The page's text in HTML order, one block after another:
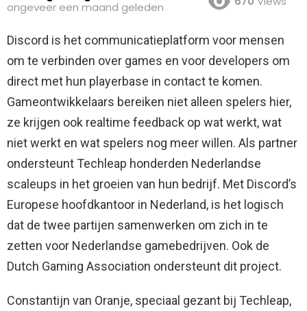
ongeveer een maand geleden
Discord is het communicatieplatform voor mensen
om te verbinden over games en voor developers om
direct met hun playerbase in contact te komen.
Gameontwikkelaars bereiken niet alleen spelers hier,
ze krijgen ook realtime feedback op wat werkt, wat
niet werkt en wat spelers nog meer willen. Als partner
ondersteunt Techleap honderden Nederlandse
scaleups in het groeien van hun bedrijf. Met Discord’s
Europese hoofdkantoor in Nederland, is het logisch
dat de twee partijen samenwerken om zich in te
zetten voor Nederlandse gamebedrijven. Ook de
Dutch Gaming Association ondersteunt dit project.
Constantijn van Oranje, speciaal gezant bij Techleap,